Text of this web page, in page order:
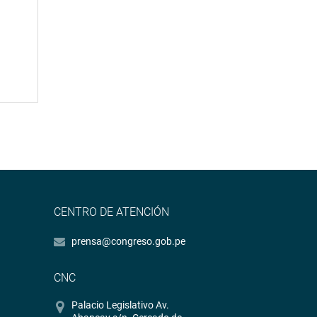
CENTRO DE ATENCIÓN
prensa@congreso.gob.pe
CNC
Palacio Legislativo Av.